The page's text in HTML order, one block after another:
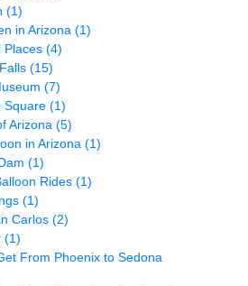
(1)
in Arizona (1)
Places (4)
(15)
(7)
Square (1)
Arizona (5)
in Arizona (1)
(1)
Rides (1)
(1)
Carlos (2)
(1)
From Phoenix to Sedona